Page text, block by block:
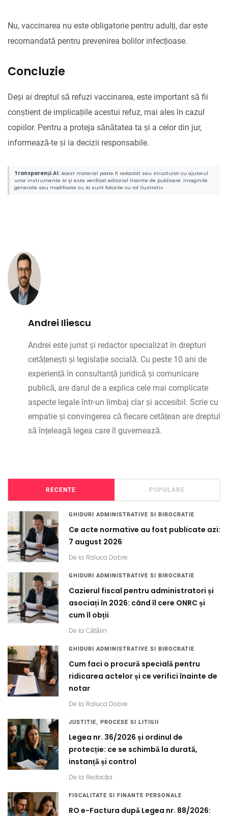
Nu, vaccinarea nu este obligatorie pentru adulți, dar este
recomandată pentru prevenirea bolilor infecțioase.
Concluzie
Deși ai dreptul să refuzi vaccinarea, este important să fii
conștient de implicațiile acestui refuz, mai ales în cazul
copiilor. Pentru a proteja sănătatea ta și a celor din jur,
informează-te și ia decizii responsabile.
Transparență AI: Acest material poate fi redactat sau structurat cu ajutorul
unor instrumente AI și este verificat editorial înainte de publicare. Imaginile
generate sau modificate cu AI sunt folosite cu rol ilustrativ.
Andrei Iliescu
Andrei este jurist și redactor specializat în drepturi
cetățenești și legislație socială. Cu peste 10 ani de
experiență în consultanță juridică și comunicare
publică, are darul de a explica cele mai complicate
aspecte legale într-un limbaj clar și accesibil. Scrie cu
empatie și convingerea că fiecare cetățean are dreptul
să înțeleagă legea care îl guvernează.
RECENTE POPULARE
GHIDURI ADMINISTRATIVE SI BIROCRATIE
Ce acte normative au fost publicate azi:
7 august 2026
De la Raluca Dobre
GHIDURI ADMINISTRATIVE SI BIROCRATIE
Cazierul fiscal pentru administratori și
asociați în 2026: când îl cere ONRC și
cum îl obții
De la Cătălin
GHIDURI ADMINISTRATIVE SI BIROCRATIE
Cum faci o procură specială pentru
ridicarea actelor și ce verifici înainte de
notar
De la Raluca Dobre
JUSTITIE, PROCESE SI LITIGII
Legea nr. 36/2026 și ordinul de
protecție: ce se schimbă la durată,
instanță și control
De la Redacția
FISCALITATE SI FINANTE PERSONALE
RO e-Factura după Legea nr. 88/2026: